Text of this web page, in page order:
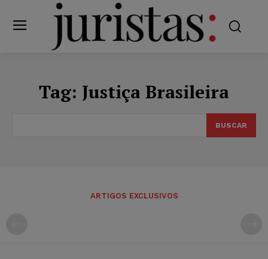
Tag: Justiça Brasileira
BUSCAR
ARTIGOS EXCLUSIVOS